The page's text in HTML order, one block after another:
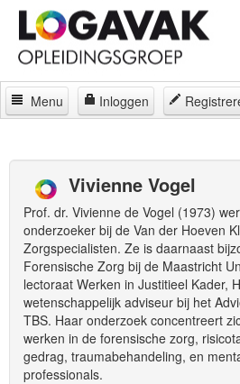
Menu Inloggen
Curatorium
Regelingen
Locaties
Contact
Over
Vivienne Vogel
Prof. dr. Vivienne de Vogel (1973)
onderzoeker bij de Van der Hoeven
Zorgspecialisten. Ze is daarnaast
Forensische Zorg bij de Maastricht
lectoraat Werken in Justitieel Kader,
wetenschappelijk adviseur bij het
TBS. Haar onderzoek concentreert
werken in de forensische zorg,
gedrag, traumabehandeling, en
professionals.